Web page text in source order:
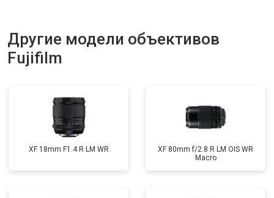
Другие модели объективов
Fujifilm
XF 18mm F1.4 R LM WR
XF 80mm f/2.8 R LM OIS WR
Macro